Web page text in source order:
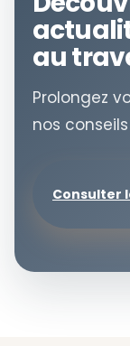
au
Prolongez
nos
Consulter